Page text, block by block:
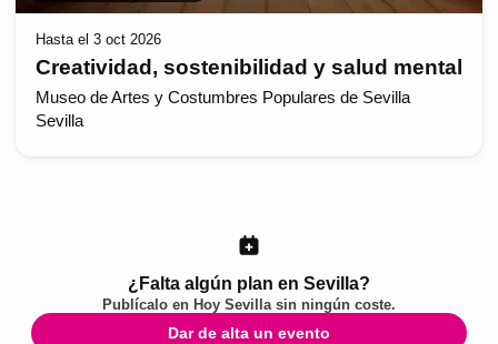
Hasta el 3 oct 2026
Creatividad, sostenibilidad y salud mental
Museo de Artes y Costumbres Populares de Sevilla
Sevilla
¿Falta algún plan en Sevilla?
Publícalo en Hoy Sevilla sin ningún coste.
Dar de alta un evento